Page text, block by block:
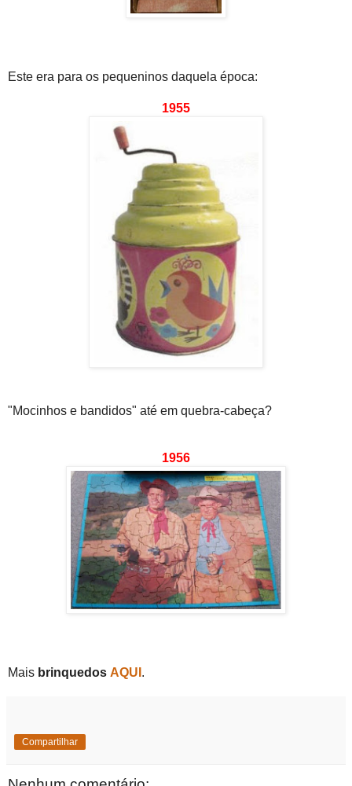
Este era para os pequeninos daquela época:
1955
"Mocinhos e bandidos" até em quebra-cabeça?
1956
Mais brinquedos AQUI .
Compartilhar